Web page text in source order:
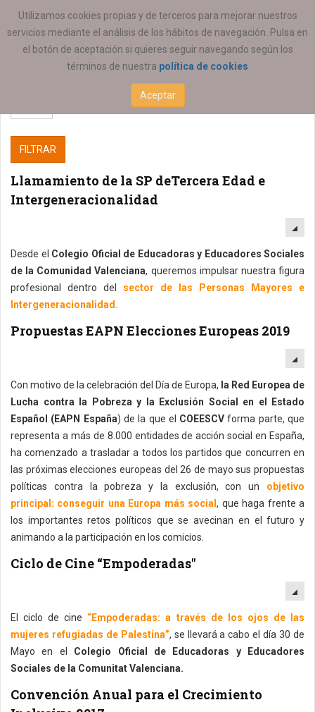
Utilizamos cookies propias y de terceros para mejorar nuestros
servicios mediante el análisis de los hábitos de navegación. Pulsa en
el botón de aceptación si quieres seguir navegando según los
términos de nuestra política de cookies
Aceptar
ESTÁ AQUÍ:
FILTRAR
Llamamiento de la SP deTercera Edad e
Intergeneracionalidad
Desde el Colegio Oficial de Educadoras y Educadores Sociales
de la Comunidad Valenciana, queremos impulsar nuestra figura
profesional dentro del sector de las Personas Mayores e
Intergeneracionalidad.
Propuestas EAPN Elecciones Europeas 2019
Con motivo de la celebración del Día de Europa, la Red Europea de
Lucha contra la Pobreza y la Exclusión Social en el Estado
Español (EAPN España) de la que el COEESCV forma parte, que
representa a más de 8.000 entidades de acción social en España,
ha comenzado a trasladar a todos los partidos que concurren en
las próximas elecciones europeas del 26 de mayo sus propuestas
políticas contra la pobreza y la exclusión, con un objetivo
principal: conseguir una Europa más social, que haga frente a
los importantes retos políticos que se avecinan en el futuro y
animando a la participación en los comicios.
Ciclo de Cine “Empoderadas"
El ciclo de cine “Empoderadas: a través de los ojos de las
mujeres refugiadas de Palestina”, se llevará a cabo el día 30 de
Mayo en el Colegio Oficial de Educadoras y Educadores
Sociales de la Comunitat Valenciana.
Convención Anual para el Crecimiento